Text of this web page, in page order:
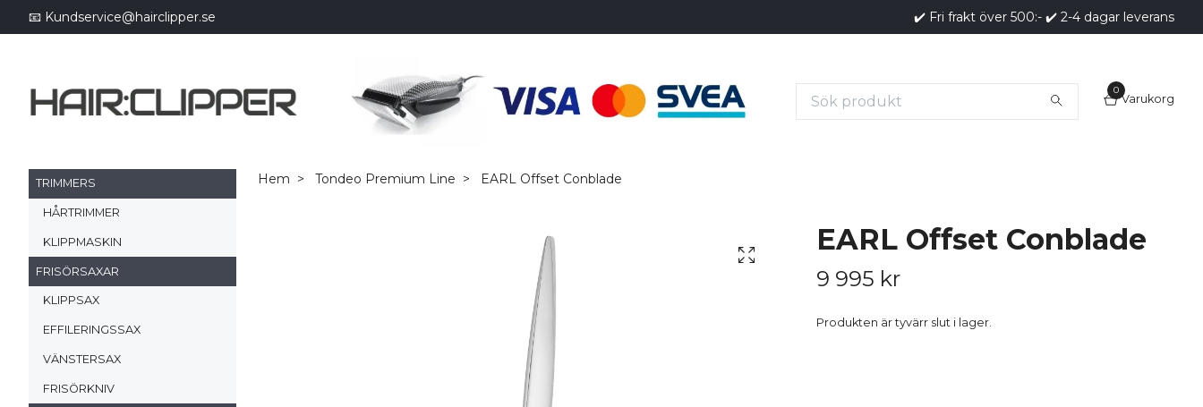
📧 Kundservice@hairclipper.se ✔️ Fri frakt över 500:- ✔️ 2-4 dagar leverans
0
Varukorg
TRIMMERS
HÅRTRIMMER
KLIPPMASKIN
FRISÖRSAXAR
KLIPPSAX
EFFILERINGSSAX
VÄNSTERSAX
FRISÖRKNIV
Hem Tondeo Premium Line EARL Offset Conblade
EARL Offset Conblade
9 995 kr
Produkten är tyvärr slut i lager.